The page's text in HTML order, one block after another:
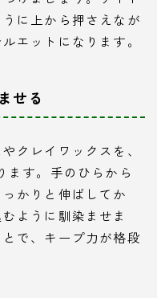
に上から押さえなが
エットになります。
せる
クレイワックスを、
ます。手のひらから
かりと伸ばしてか
ように馴染ませま
で、キープ力が格段